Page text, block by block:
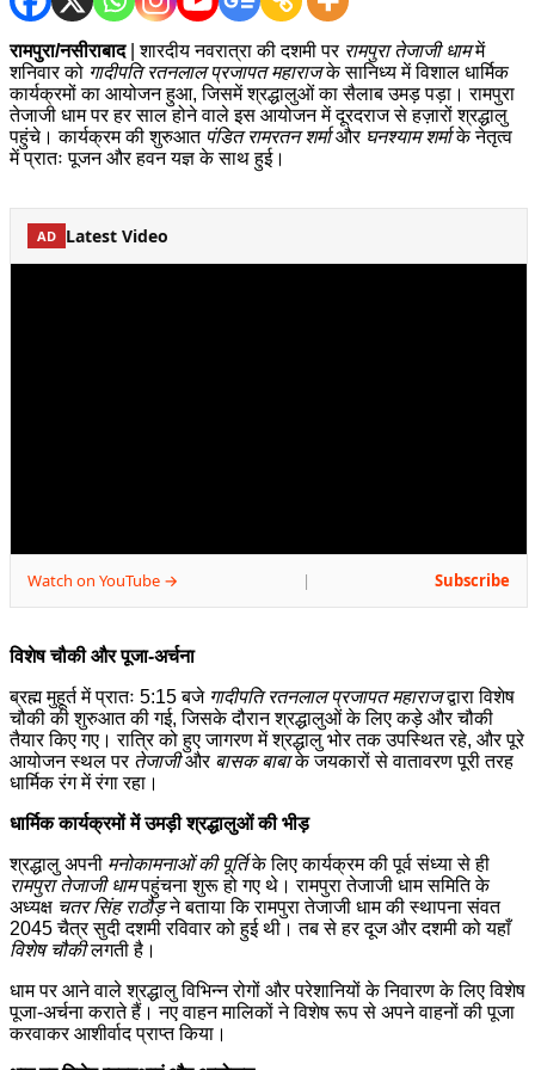
रामपुरा/नसीराबाद| शारदीय नवरात्रा की दशमी पर रामपुरा तेजाजी धाममें
शनिवार को गादीपति रतनलाल प्रजापत महाराजके सानिध्य में विशाल धार्मिक
कार्यक्रमों का आयोजन हुआ, जिसमें श्रद्धालुओं का सैलाब उमड़ पड़ा। रामपुरा
तेजाजी धाम पर हर साल होने वाले इस आयोजन में दूरदराज से हज़ारों श्रद्धालु
पहुंचे। कार्यक्रम की शुरुआत पंडित रामरतन शर्माऔर घनश्याम शर्माके नेतृत्व
में प्रातः पूजन और हवन यज्ञ के साथ हुई।
AD Latest Video
Watch on YouTube → | Subscribe
विशेष चौकी और पूजा-अर्चना
ब्रह्म मुहूर्त में प्रातः 5:15 बजे गादीपति रतनलाल प्रजापत महाराजद्वारा विशेष
चौकी की शुरुआत की गई, जिसके दौरान श्रद्धालुओं के लिए कड़े और चौकी
तैयार किए गए। रात्रि को हुए जागरण में श्रद्धालु भोर तक उपस्थित रहे, और पूरे
आयोजन स्थल पर तेजाजीऔर बासक बाबाके जयकारों से वातावरण पूरी तरह
धार्मिक रंग में रंगा रहा।
धार्मिक कार्यक्रमों में उमड़ी श्रद्धालुओं की भीड़
श्रद्धालु अपनी मनोकामनाओं की पूर्तिके लिए कार्यक्रम की पूर्व संध्या से ही
रामपुरा तेजाजी धामपहुंचना शुरू हो गए थे। रामपुरा तेजाजी धाम समिति के
अध्यक्ष चतर सिंह राठौड़ने बताया कि रामपुरा तेजाजी धाम की स्थापना संवत
2045 चैत्र सुदी दशमी रविवार को हुई थी। तब से हर दूज और दशमी को यहाँ
विशेष चौकीलगती है।
धाम पर आने वाले श्रद्धालु विभिन्न रोगों और परेशानियों के निवारण के लिए विशेष
पूजा-अर्चना कराते हैं। नए वाहन मालिकों ने विशेष रूप से अपने वाहनों की पूजा
करवाकर आशीर्वाद प्राप्त किया।